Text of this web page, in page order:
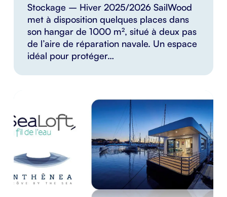
Stockage – Hiver 2025/2026 SailWood
met à disposition quelques places dans
son hangar de 1000 m², situé à deux pas
de l’aire de réparation navale. Un espace
idéal pour protéger…